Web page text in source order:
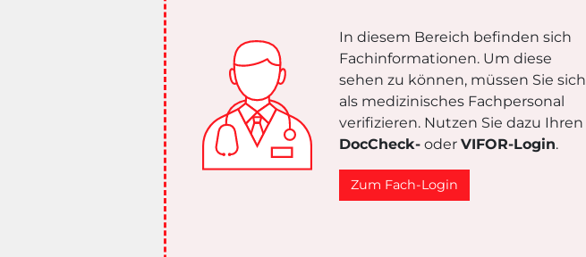
In diesem Bereich befinden sich
Fachinformationen. Um diese
sehen zu können, müssen Sie sich
als medizinisches Fachpersonal
verifizieren. Nutzen Sie dazu Ihren
DocCheck-oder VIFOR-Login.
Zum Fach-Login